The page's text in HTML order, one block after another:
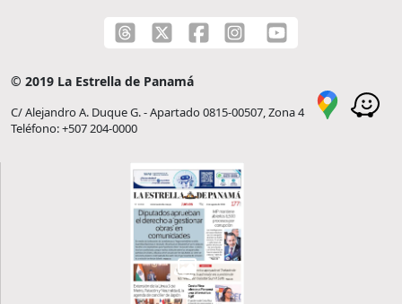
© 2019 La Estrella de Panamá
C/ Alejandro A. Duque G. - Apartado 0815-00507, Zona 4
Teléfono: +507 204-0000